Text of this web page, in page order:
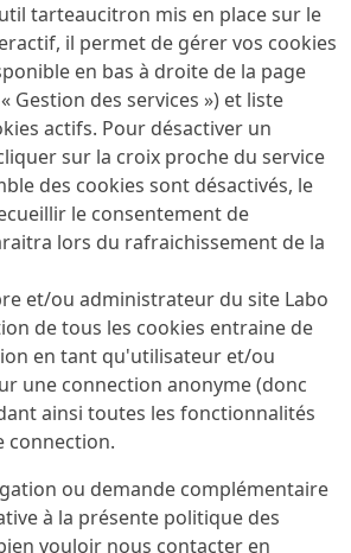
tarteaucitron mis en place sur le
il permet de gérer vos cookies
en bas à droite de la page
Gestion des services ») et liste
actifs. Pour désactiver un
sur la croix proche du service
des cookies sont désactivés, le
le consentement de
lors du rafraichissement de la
et/ou administrateur du site Labo
de tous les cookies entraine de
en tant qu'utilisateur et/ou
une connection anonyme (donc
ainsi toutes les fonctionnalités
connection.
ou demande complémentaire
à la présente politique des
vouloir nous contacter en